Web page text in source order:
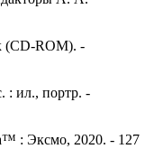
(CD-ROM). -
: ил., портр. -
: Эксмо, 2020. - 127